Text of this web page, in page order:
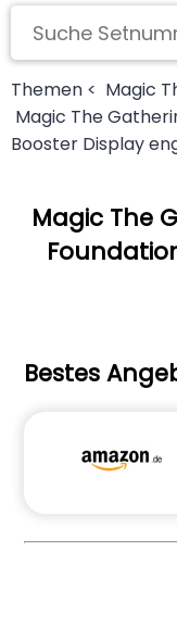
Themen < Magic
Magic The
Booster Display
Magic The
Bestes